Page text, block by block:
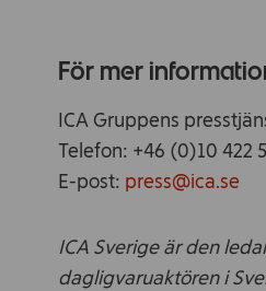
För mer
ICA Gruppens
Telefon: +46 (0)10 422
E-post: press@ica.se
ICA Sverige är den
dagligvaruaktören i